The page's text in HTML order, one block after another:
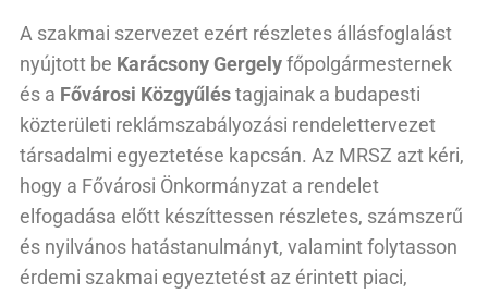
A szakmai szervezet ezért részletes állásfoglalást
nyújtott be Karácsony Gergelyfőpolgármesternek
és a Fővárosi Közgyűléstagjainak a budapesti
közterületi reklámszabályozási rendelettervezet
társadalmi egyeztetése kapcsán. Az MRSZ azt kéri,
hogy a Fővárosi Önkormányzat a rendelet
elfogadása előtt készíttessen részletes, számszerű
és nyilvános hatástanulmányt, valamint folytasson
érdemi szakmai egyeztetést az érintett piaci,